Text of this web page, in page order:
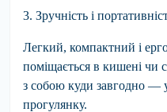
3. Зручність і
Легкий, компактний і
поміщається в кишені чи
з собою куди завгодно —
прогулянку.